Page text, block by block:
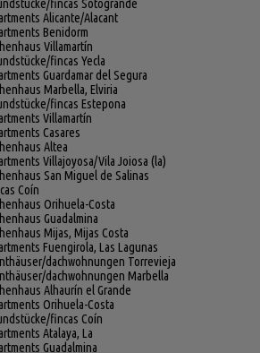
fincas Sotogrande
Alicante/Alacant
Benidorm
Villamartín
fincas Yecla
Guardamar del Segura
Marbella, Elviria
fincas Estepona
Villamartín
Casares
Altea
Villajoyosa/Vila Joiosa (la)
San Miguel de Salinas
Coín
Orihuela-Costa
Guadalmina
Mijas, Mijas Costa
Fuengirola, Las Lagunas
dachwohnungen Torrevieja
dachwohnungen Marbella
Alhaurín el Grande
Orihuela-Costa
fincas Coín
Atalaya, La
Guadalmina